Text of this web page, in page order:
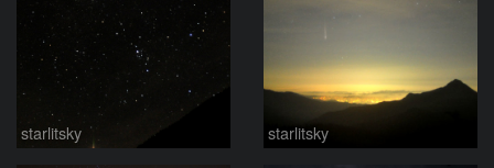
starlitsky starlitsky